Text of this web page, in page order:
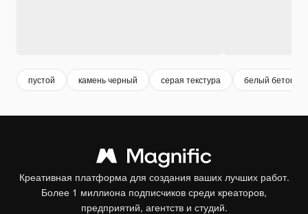
пустой камень черный серая текстура белый бетон
Креативная платформа для создания ваших лучших работ.
Более 1 миллиона подписчиков среди креаторов,
предприятий, агентств и студий.